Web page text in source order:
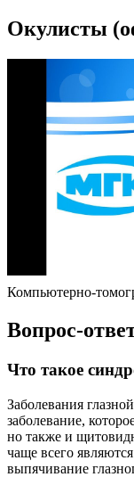
Окулисты
Компьютерно-
Вопрос-
Что такое
Заболевания
заболевание,
но также и
чаще всего
выпячивание